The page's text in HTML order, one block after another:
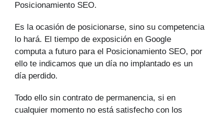
Posicionamiento SEO.
Es la ocasión de posicionarse, sino su competencia
lo hará. El tiempo de exposición en Google
computa a futuro para el Posicionamiento SEO, por
ello te indicamos que un día no implantado es un
día perdido.
Todo ello sin contrato de permanencia, si en
cualquier momento no está satisfecho con los